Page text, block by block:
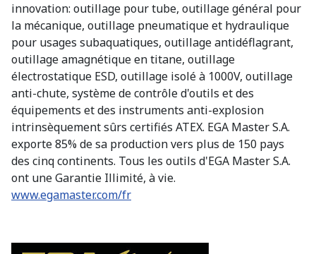
innovation: outillage pour tube, outillage général pour
la mécanique, outillage pneumatique et hydraulique
pour usages subaquatiques, outillage antidéflagrant,
outillage amagnétique en titane, outillage
électrostatique ESD, outillage isolé à 1000V, outillage
anti-chute, système de contrôle d'outils et des
équipements et des instruments anti-explosion
intrinsèquement sûrs certifiés ATEX. EGA Master S.A.
exporte 85% de sa production vers plus de 150 pays
des cinq continents. Tous les outils d'EGA Master S.A.
ont une Garantie Illimité, à vie.
www.egamaster.com/fr